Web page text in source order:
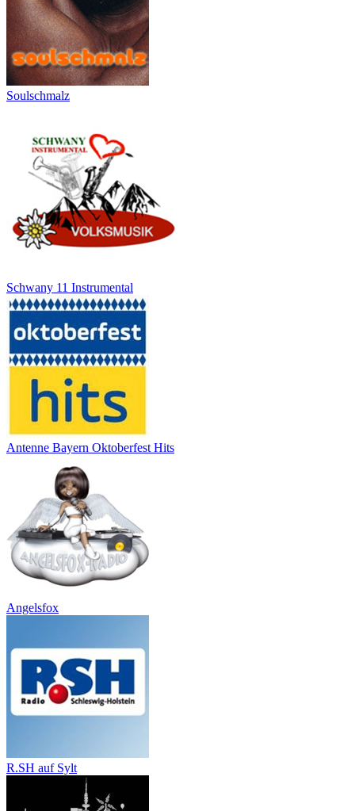
Soulschmalz
Schwany 11 Instrumental
Antenne Bayern Oktoberfest Hits
Angelsfox
R.SH auf Sylt